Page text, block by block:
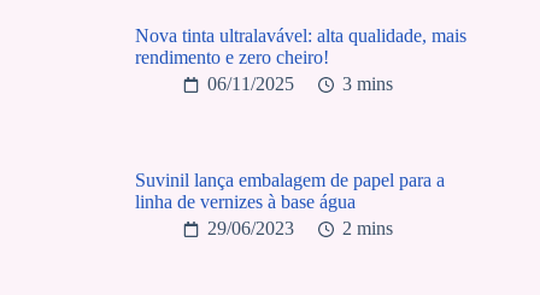
Nova tinta ultralavável: alta qualidade, mais
rendimento e zero cheiro!
06/11/2025
3 mins
Suvinil lança embalagem de papel para a
linha de vernizes à base água
29/06/2023
2 mins